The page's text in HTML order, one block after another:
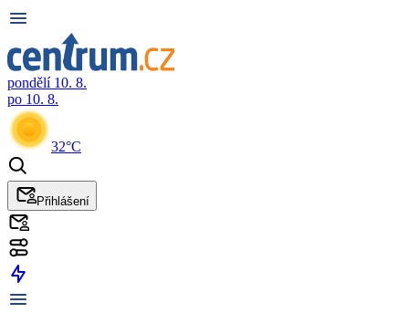
pondělí 10. 8.
po 10. 8.
32°C
Přihlášení